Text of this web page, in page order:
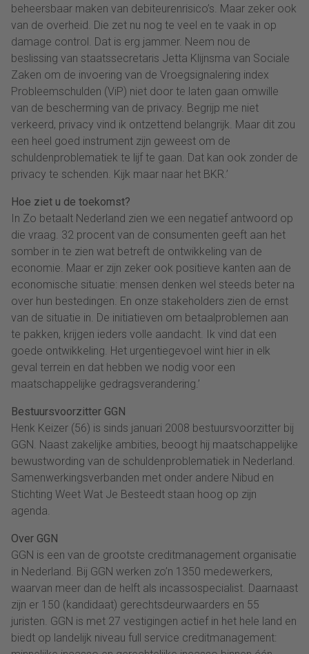
beheersbaar maken van debiteurenrisico’s. Maar zeker ook
van de overheid. Die zet nu nog te veel en te vaak in op
damage control. Dat is erg jammer. Neem nou de
beslissing van staatssecretaris Jetta Klijnsma van Sociale
Zaken om de invoering van de Vroegsignalering index
Probleemschulden (ViP) niet door te laten gaan omwille
van de bescherming van de privacy. Begrijp me niet
verkeerd, privacy vind ik ontzettend belangrijk. Maar dit zou
een heel goed instrument zijn geweest om de
schuldenproblematiek te lijf te gaan. Dat kan ook zonder de
privacy te schenden. Kijk maar naar het BKR.’
Hoe ziet u de toekomst?
In Zo betaalt Nederland zien we een negatief antwoord op
die vraag. 32 procent van de consumenten geeft aan het
somber in te zien wat betreft de ontwikkeling van de
economie. Maar er zijn zeker ook positieve kanten aan de
economische situatie: mensen denken wel steeds beter na
over hun bestedingen. En onze stakeholders zien de ernst
van de situatie in. De initiatieven om betaalproblemen aan
te pakken, krijgen ieders volle aandacht. Ik vind dat een
goede ontwikkeling. Het urgentiegevoel wint hier in elk
geval terrein en dat hebben we nodig voor een
maatschappelijke gedragsverandering.’
Bestuursvoorzitter GGN
Henk Keizer (56) is sinds januari 2008 bestuursvoorzitter bij
GGN. Naast zakelijke ambities, beoogt hij maatschappelijke
bewustwording van de schuldenproblematiek in Nederland.
Samenwerkingsverbanden met onder andere Nibud en
Stichting Weet Wat Je Besteedt staan hoog op zijn
agenda.
Over GGN
GGN is een van de grootste creditmanagement organisatie
in Nederland. Bij GGN werken zo’n 1350 medewerkers,
waarvan meer dan de helft als incassospecialist. Daarnaast
zijn er 150 (kandidaat) gerechtsdeurwaarders en 55
juristen. GGN is met 27 vestigingen actief in het hele land en
biedt op landelijk niveau full service creditmanagement: